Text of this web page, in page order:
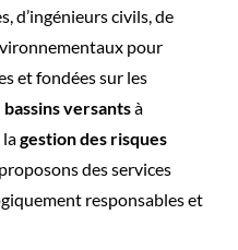
d’ingénieurs civils, de
pour
et fondées sur les
versantsà
gestion des risques
des services
responsables et